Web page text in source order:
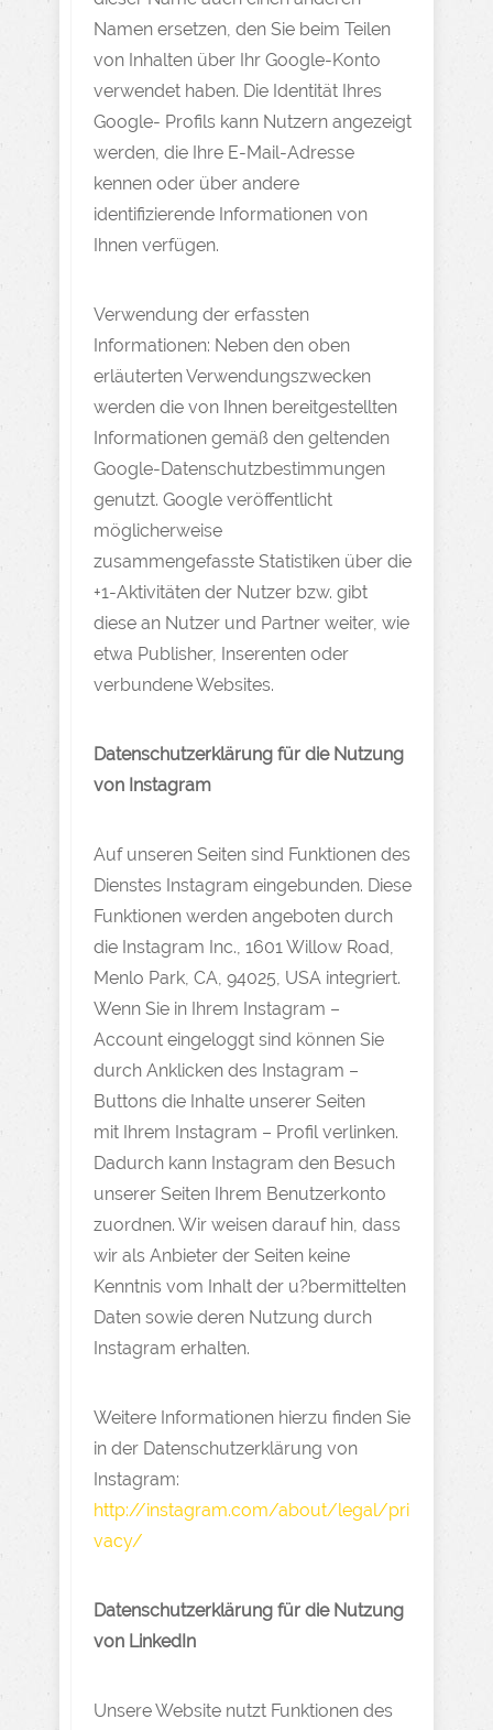
Namen ersetzen, den Sie beim Teilen
von Inhalten über Ihr Google-Konto
verwendet haben. Die Identität Ihres
Google- Profils kann Nutzern angezeigt
werden, die Ihre E-Mail-Adresse
kennen oder über andere
identifizierende Informationen von
Ihnen verfügen.
Verwendung der erfassten
Informationen: Neben den oben
erläuterten Verwendungszwecken
werden die von Ihnen bereitgestellten
Informationen gemäß den geltenden
Google-Datenschutzbestimmungen
genutzt. Google veröffentlicht
möglicherweise
zusammengefasste Statistiken über die
+1-Aktivitäten der Nutzer bzw. gibt
diese an Nutzer und Partner weiter, wie
etwa Publisher, Inserenten oder
verbundene Websites.
Datenschutzerklärung für die Nutzung
von Instagram
Auf unseren Seiten sind Funktionen des
Dienstes Instagram eingebunden. Diese
Funktionen werden angeboten durch
die Instagram Inc., 1601 Willow Road,
Menlo Park, CA, 94025, USA integriert.
Wenn Sie in Ihrem Instagram –
Account eingeloggt sind können Sie
durch Anklicken des Instagram –
Buttons die Inhalte unserer Seiten
mit Ihrem Instagram – Profil verlinken.
Dadurch kann Instagram den Besuch
unserer Seiten Ihrem Benutzerkonto
zuordnen. Wir weisen darauf hin, dass
wir als Anbieter der Seiten keine
Kenntnis vom Inhalt der u?bermittelten
Daten sowie deren Nutzung durch
Instagram erhalten.
Weitere Informationen hierzu finden Sie
in der Datenschutzerklärung von
Instagram:
http://instagram.com/about/legal/pri
vacy/
Datenschutzerklärung für die Nutzung
von LinkedIn
Unsere Website nutzt Funktionen des